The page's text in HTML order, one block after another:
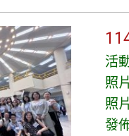
活
照
照
發